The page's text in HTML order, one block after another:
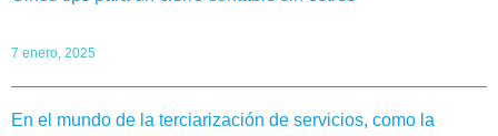
7 enero, 2025
En el mundo de la terciarización de servicios, como la